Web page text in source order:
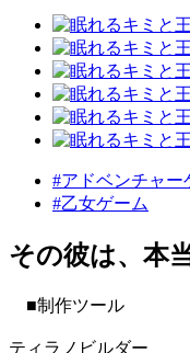
#アドベンチャー
#乙女ゲーム
その彼は、本
■制作ツール
ティラノビルダー